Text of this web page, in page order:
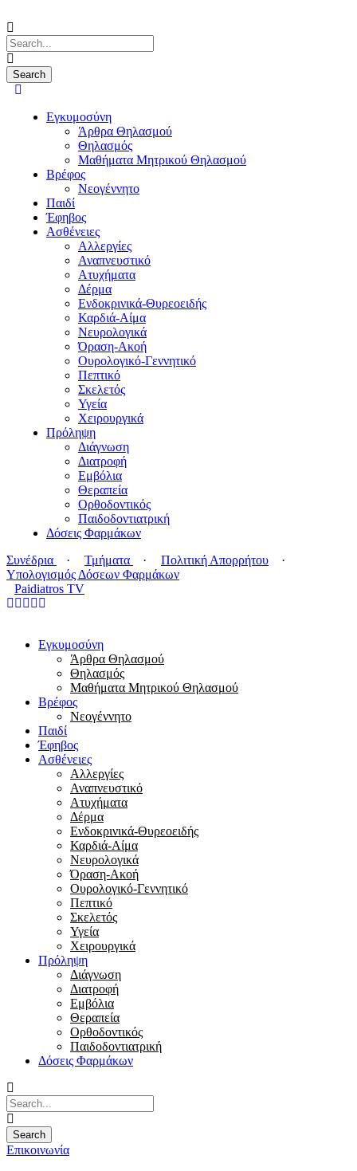
Εγκυμοσύνη
Άρθρα Θηλασμού
Θηλασμός
Μαθήματα Μητρικού Θηλασμού
Βρέφος
Νεογέννητο
Παιδί
Έφηβος
Ασθένειες
Αλλεργίες
Αναπνευστικό
Ατυχήματα
Δέρμα
Ενδοκρινικά-Θυρεοειδής
Καρδιά-Αίμα
Νευρολογικά
Όραση-Ακοή
Ουρολογικό-Γεννητικό
Πεπτικό
Σκελετός
Υγεία
Χειρουργικά
Πρόληψη
Διάγνωση
Διατροφή
Εμβόλια
Θεραπεία
Ορθοδοντικός
Παιδοδοντιατρική
Δόσεις Φαρμάκων
Συνέδρια
· Τμήματα · Πολιτική Απορρήτου
·
Υπολογισμός Δόσεων Φαρμάκων
Paidiatros TV
Εγκυμοσύνη
Άρθρα Θηλασμού
Θηλασμός
Μαθήματα Μητρικού Θηλασμού
Βρέφος
Νεογέννητο
Παιδί
Έφηβος
Ασθένειες
Αλλεργίες
Αναπνευστικό
Ατυχήματα
Δέρμα
Ενδοκρινικά-Θυρεοειδής
Καρδιά-Αίμα
Νευρολογικά
Όραση-Ακοή
Ουρολογικό-Γεννητικό
Πεπτικό
Σκελετός
Υγεία
Χειρουργικά
Πρόληψη
Διάγνωση
Διατροφή
Εμβόλια
Θεραπεία
Ορθοδοντικός
Παιδοδοντιατρική
Δόσεις Φαρμάκων
Επικοινωνία